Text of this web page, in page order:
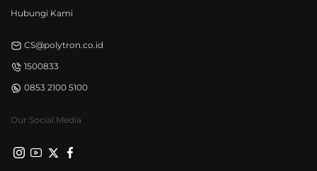
Hubungi Kami
CS@polytron.co.id
1500833
0853 2100 5100
Our Social Media